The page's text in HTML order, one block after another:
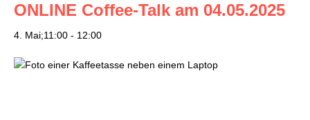
ONLINE Coffee-Talk am 04.05.2025
4. Mai;11:00 - 12:00